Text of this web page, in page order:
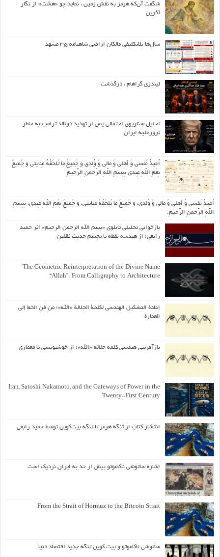
شگفت آن‌که هرمز به نقش زمین ، نماید چو «هشت» از نگار
آفرین
سال‌ها بلاتکلیفی مالکان اراضی شاهنامه ۳۵ مشهد
لیندزی گراهام ، درگذشت
تحلیل سناریوی احتمالی پس از تهدید دونالد ترامپ به خاطر
ترورعلیه ایران
اُعیذُ نَفسی وَ أهلی وَ مالی وَ وُلدی و جَمیعَ ما تَلحَقُهُ عِنایتی و جَمیعَ
نِعَمِ اللّهِ عِندی بِبِسمِ اللّهِ الرَّحمنِ الرَّحیمِ
اُعیذُ نَفسی وَ أهلی وَ مالی وَ وُلدی، و جَمیعَ ما تَلحَقُهُ عِنایتی، و جَمیعَ نِعَمِ اللّهِ عِندی، بِبِسمِ
اللّهِ الرَّحمنِ الرَّحیمِ.
بازخوانی تحلیلی تابلوی «بسم الله الرحمن الرحیم» اثر حمید
رابعی؛ از هندسه نقطه تا تجسم حدیث ثقلین
The Geometric Reinterpretation of the Divine Name
“Allah”: From Calligraphy to Architecture
إعادة التشكيل الهندسي لكلمة الجلالة «الله»؛ من فن الخط إلى
العمارة
بازآفرینی هندسی کلمه جلاله «الله»؛ از خوشنویسی تا معماری
Iran, Satoshi Nakamoto, and the Gateways of Power in the
Twenty-First Century
انتشار کتاب از تنگه هرمز تا تنگه بیت‌کوین توسط حمید رابعی
اشاره ساتوشی ناکاموتو بیش از حد به ایران نزدیک است
From the Strait of Hormuz to the Bitcoin Strait
ساتوشی ناکاموتو و بیت کوین تنگه جدید اقتصاد دنیا